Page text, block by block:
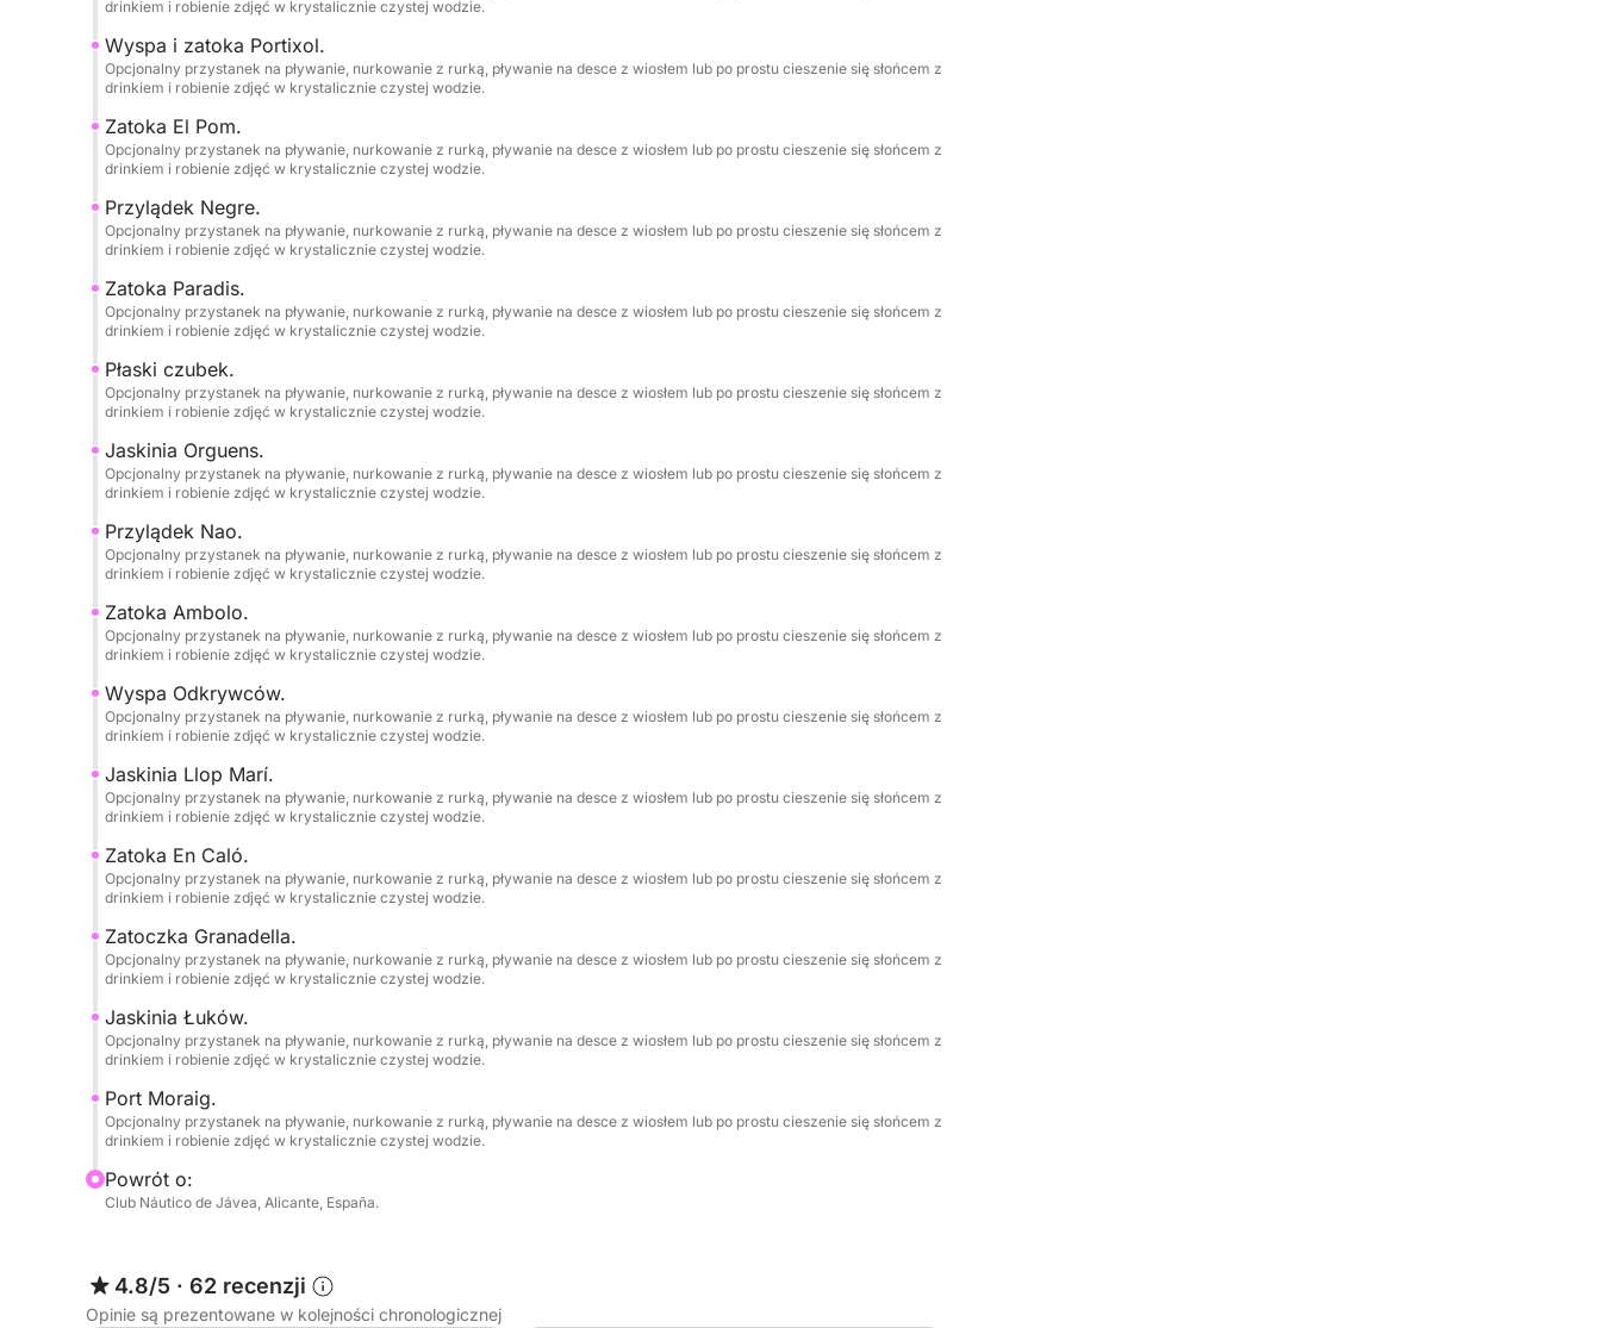
•1 obrotowy fotel przy sterze.
•Stół jadalny dla wszystkich gości.
•Drabinka do pływania.
•Kompletne wyposażenie bezpieczeństwa.
•Profesjonalny sternik/przewodnik.
•Przerwy na pływanie, snorkeling i paddleboarding.
•Dozwolone jest wnoszenie własnego jedzenia i napojów. pokład.
Przyjęcia urodzinowe i wieczory kawalerskie/panieńskie.
Bezpłatne usługi fotograficzne.
Zwierzęta są mile widziane na pokładzie.
Palenie jest dozwolone.
Sprzątanie końcowe wliczone w cenę.
Zapamiętaj to doświadczenie!
Towarzyszący Ci skipper zapewni całkowicie bezpłatne usługi fotograficzne, aby uwiecznić
Twoje najlepsze chwile, ciesząc się morzem i naturą w najczystszej postaci.
••ZATOKI, PLAŻE I JASKINIE DO ZWIEDZENIA••
-DÉNIA-
•Plaża Les Marines.
•Punta Negra.
•La Cova Tallada.
•Przylądek San Antonio.
-JÁVEA-
•Plaża Arenal.
drinkiem i robienie zdjęć w krystalicznie czystej wodzie.
Wyspa i zatoka Portixol.
Opcjonalny przystanek na pływanie, nurkowanie z rurką, pływanie na desce z wiosłem lub po prostu cieszenie się słońcem z
drinkiem i robienie zdjęć w krystalicznie czystej wodzie.
Zatoka El Pom.
Opcjonalny przystanek na pływanie, nurkowanie z rurką, pływanie na desce z wiosłem lub po prostu cieszenie się słońcem z
drinkiem i robienie zdjęć w krystalicznie czystej wodzie.
Przylądek Negre.
Opcjonalny przystanek na pływanie, nurkowanie z rurką, pływanie na desce z wiosłem lub po prostu cieszenie się słońcem z
drinkiem i robienie zdjęć w krystalicznie czystej wodzie.
Zatoka Paradis.
Opcjonalny przystanek na pływanie, nurkowanie z rurką, pływanie na desce z wiosłem lub po prostu cieszenie się słońcem z
drinkiem i robienie zdjęć w krystalicznie czystej wodzie.
Płaski czubek.
Opcjonalny przystanek na pływanie, nurkowanie z rurką, pływanie na desce z wiosłem lub po prostu cieszenie się słońcem z
drinkiem i robienie zdjęć w krystalicznie czystej wodzie.
Jaskinia Orguens.
Opcjonalny przystanek na pływanie, nurkowanie z rurką, pływanie na desce z wiosłem lub po prostu cieszenie się słońcem z
drinkiem i robienie zdjęć w krystalicznie czystej wodzie.
Przylądek Nao.
Opcjonalny przystanek na pływanie, nurkowanie z rurką, pływanie na desce z wiosłem lub po prostu cieszenie się słońcem z
drinkiem i robienie zdjęć w krystalicznie czystej wodzie.
Zatoka Ambolo.
Opcjonalny przystanek na pływanie, nurkowanie z rurką, pływanie na desce z wiosłem lub po prostu cieszenie się słońcem z
drinkiem i robienie zdjęć w krystalicznie czystej wodzie.
Wyspa Odkrywców.
Opcjonalny przystanek na pływanie, nurkowanie z rurką, pływanie na desce z wiosłem lub po prostu cieszenie się słońcem z
drinkiem i robienie zdjęć w krystalicznie czystej wodzie.
Jaskinia Llop Marí.
Opcjonalny przystanek na pływanie, nurkowanie z rurką, pływanie na desce z wiosłem lub po prostu cieszenie się słońcem z
drinkiem i robienie zdjęć w krystalicznie czystej wodzie.
Zatoka En Caló.
Opcjonalny przystanek na pływanie, nurkowanie z rurką, pływanie na desce z wiosłem lub po prostu cieszenie się słońcem z
drinkiem i robienie zdjęć w krystalicznie czystej wodzie.
Zatoczka Granadella.
Opcjonalny przystanek na pływanie, nurkowanie z rurką, pływanie na desce z wiosłem lub po prostu cieszenie się słońcem z
drinkiem i robienie zdjęć w krystalicznie czystej wodzie.
Jaskinia Łuków.
Opcjonalny przystanek na pływanie, nurkowanie z rurką, pływanie na desce z wiosłem lub po prostu cieszenie się słońcem z
drinkiem i robienie zdjęć w krystalicznie czystej wodzie.
Port Moraig.
Opcjonalny przystanek na pływanie, nurkowanie z rurką, pływanie na desce z wiosłem lub po prostu cieszenie się słońcem z
drinkiem i robienie zdjęć w krystalicznie czystej wodzie.
Powrót o:
Club Náutico de Jávea, Alicante, España.
4.8/5 · 62 recenzji
Opinie są prezentowane w kolejności chronologicznej